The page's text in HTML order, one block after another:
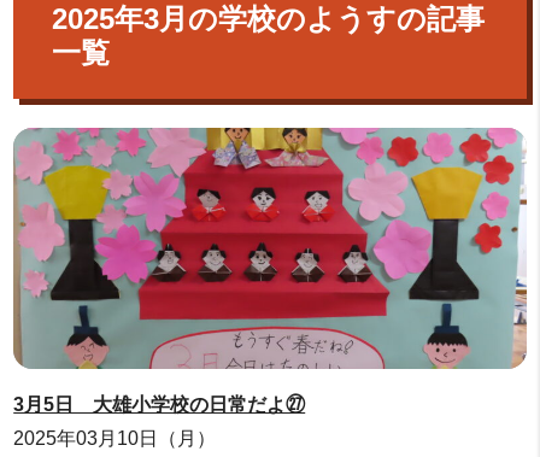
2025年3月の学校のようすの記事
一覧
3月5日 大雄小学校の日常だよ㉗
2025年03月10日（月）